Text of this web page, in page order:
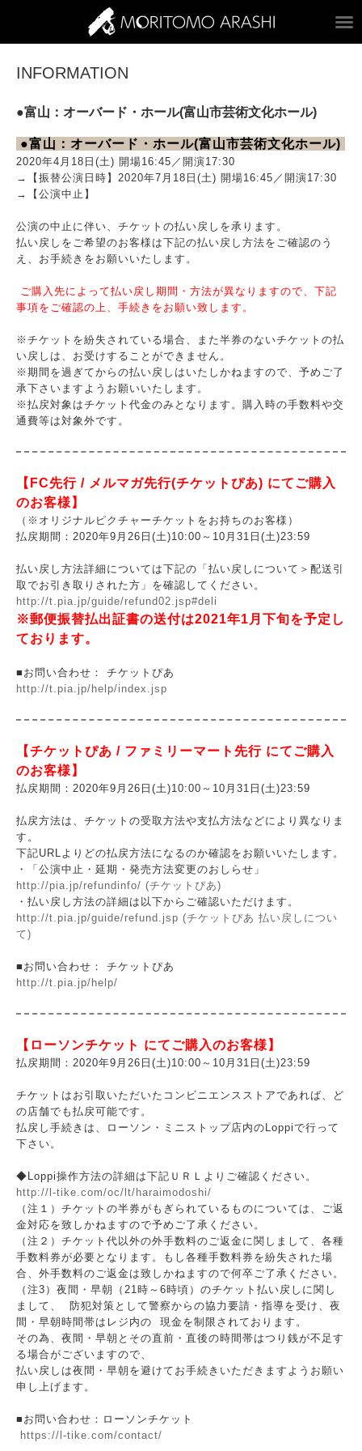
INFORMATION
●富山：オーバード・ホール(富山市芸術文化ホール)
●富山：オーバード・ホール(富山市芸術文化ホール)
2020年4月18日(土) 開場16:45／開演17:30
→【振替公演日時】2020年7月18日(土) 開場16:45／開演17:30
→【公演中止】
公演の中止に伴い、チケットの払い戻しを承ります。
払い戻しをご希望のお客様は下記の払い戻し方法をご確認のう
え、お手続きをお願いいたします。
ご購入先によって払い戻し期間・方法が異なりますので、下記
事項をご確認の上、手続きをお願い致します。
※チケットを紛失されている場合、また半券のないチケットの払
い戻しは、お受けすることができません。
※期間を過ぎてからの払い戻しはいたしかねますので、予めご了
承下さいますようお願いいたします。
※払戻対象はチケット代金のみとなります。購入時の手数料や交
通費等は対象外です。
【FC先行 / メルマガ先行(チケットぴあ) にてご購入
のお客様】
（※オリジナルピクチャーチケットをお持ちのお客様）
払戻期間：2020年9月26日(土)10:00～10月31日(土)23:59
払い戻し方法詳細については下記の「払い戻しについて＞配送引
取でお引き取りされた方」を確認してください。
http://t.pia.jp/guide/refund02.jsp#deli
※郵便振替払出証書の送付は2021年1月下旬を予定し
ております。
■お問い合わせ： チケットぴあ
http://t.pia.jp/help/index.jsp
【チケットぴあ / ファミリーマート先行 にてご購入
のお客様】
払戻期間：2020年9月26日(土)10:00～10月31日(土)23:59
払戻方法は、チケットの受取方法や支払方法などにより異なりま
す。
下記URLよりどの払戻方法になるのか確認をお願いいたします。
・「公演中止・延期・発売方法変更のおしらせ」
http://pia.jp/refundinfo/ (チケットぴあ)
・払い戻し方法の詳細は以下からご確認いただけます。
http://t.pia.jp/guide/refund.jsp (チケットぴあ 払い戻しについ
て)
■お問い合わせ： チケットぴあ
http://t.pia.jp/help/
【ローソンチケット にてご購入のお客様】
払戻期間：2020年9月26日(土)10:00～10月31日(土)23:59
チケットはお引取いただいたコンビニエンスストアであれば、ど
の店舗でも払戻可能です。
払戻し手続きは、ローソン・ミニストップ店内のLoppiで行って
下さい。
◆Loppi操作方法の詳細は下記ＵＲＬよりご確認ください。
http://l-tike.com/oc/lt/haraimodoshi/
（注１）チケットの半券がもぎられているものについては、ご返
金対応を致しかねますので予めご了承ください。
（注２）チケット代以外の外手数料のご返金に関しまして、各種
手数料券が必要となります。もし各種手数料券を紛失された場
合、外手数料のご返金は致しかねますので何卒ご了承ください。
（注3）夜間・早朝（21時～6時頃）のチケット払い戻しに関し
まして、 防犯対策として警察からの協力要請・指導を受け、夜
間・早朝時間帯はレジ内の 現金を制限されております。
その為、夜間・早朝とその直前・直後の時間帯はつり銭が不足す
る場合がございますので、
払い戻しは夜間・早朝を避けてお手続きいただきますようお願い
申し上げます。
■お問い合わせ：ローソンチケット
https://l-tike.com/contact/